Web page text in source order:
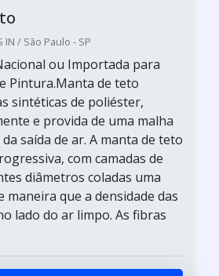
IN / São Paulo - SP
ou Importada para
Pintura.Manta de teto
sintéticas de poliéster,
e provida de uma malha
saída de ar. A manta de teto
com camadas de
diâmetros coladas uma
maneira que a densidade das
lado do ar limpo. As fibras